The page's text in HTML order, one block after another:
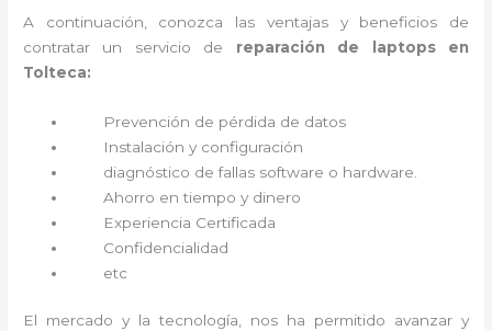
A continuación, conozca las ventajas y beneficios de
contratar un servicio de reparación de laptops en
Tolteca:
Prevención de pérdida de datos
Instalación y configuración
diagnóstico de fallas software o hardware
Ahorro en tiempo y dinero
Experiencia Certificada
Confidencialidad
etc
El mercado y la tecnología, nos ha permitido avanzar y